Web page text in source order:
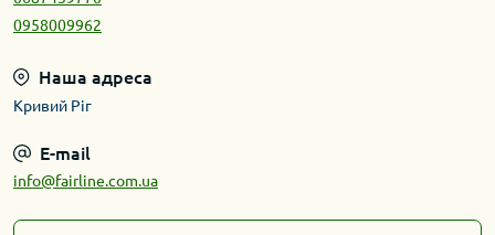
0958009962
Наша адреса
Кривий Ріг
E-mail
info@fairline.com.ua